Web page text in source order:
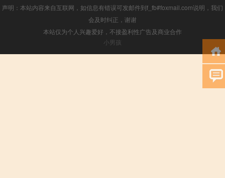
声明：本站内容来自互联网，如信息有错误可发邮件到f_fb#foxmail.com说明，我们
会及时纠正，谢谢
本站仅为个人兴趣爱好，不接盈利性广告及商业合作
小男孩